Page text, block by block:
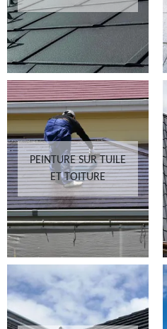
PEINTURE SUR TUILE
ET TOITURE